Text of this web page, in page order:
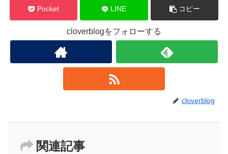
Pocket LINE コピー
cloverblogをフォローする
cloverblog
関連記事